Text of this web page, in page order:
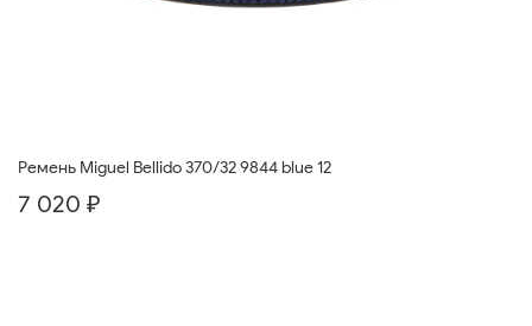
Ремень Miguel Bellido 370/32 9844 blue 12
7 020 ₽